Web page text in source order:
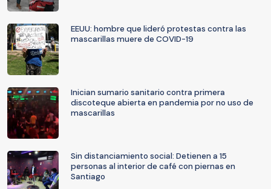
EEUU: hombre que lideró protestas contra las
mascarillas muere de COVID-19
Inician sumario sanitario contra primera
discoteque abierta en pandemia por no uso de
mascarillas
Sin distanciamiento social: Detienen a 15
personas al interior de café con piernas en
Santiago